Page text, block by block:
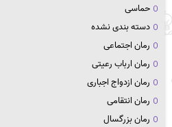
حماسی
دسته بندی نشده
رمان اجتماعی
رمان ارباب رعیتی
رمان ازدواج اجباری
رمان انتقامی
رمان بزرگسال